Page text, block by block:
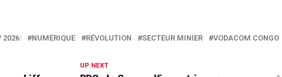
2026: NUMÉRIQUE RÉVOLUTION SECTEUR MINIER VODACOM CONGO
UP NEXT